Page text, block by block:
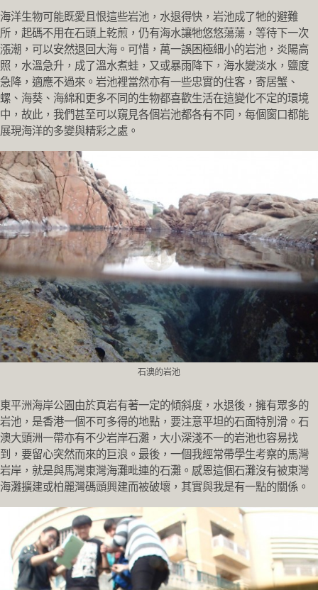
海洋生物可能既愛且恨這些岩池，水退得快，岩池成了牠的避難
所， 起碼不用在石頭上乾煎，仍有海水讓牠悠悠蕩蕩，等待下一次
漲潮， 可以安然退回大海。可惜，萬一誤困極細小的岩池，炎陽高
照， 水溫急升，成了溫水煮蛙，又或暴雨降下，海水變淡水，鹽度
急降， 適應不過來。岩池裡當然亦有一些忠實的住客，寄居蟹、
螺、海葵、 海綿和更多不同的生物都喜歡生活在這變化不定的環境
中，故此， 我們甚至可以窺見各個岩池都各有不同， 每個窗口都能
展現海洋的多變與精彩之處。
石澳的岩池
東平洲海岸公園由於頁岩有著一定的傾斜度，水退後， 擁有眾多的
岩池，是香港一個不可多得的地點， 要注意平坦的石面特別滑。石
澳大頭洲一帶亦有不少岩岸石灘， 大小深淺不一的岩池也容易找
到，要留心突然而來的巨浪。最後， 一個我經常帶學生考察的馬灣
岩岸， 就是與馬灣東灣海灘毗連的石灘。 感恩這個石灘沒有被東灣
海灘擴建或柏麗灣碼頭興建而被破壞， 其實與我是有一點的關係。